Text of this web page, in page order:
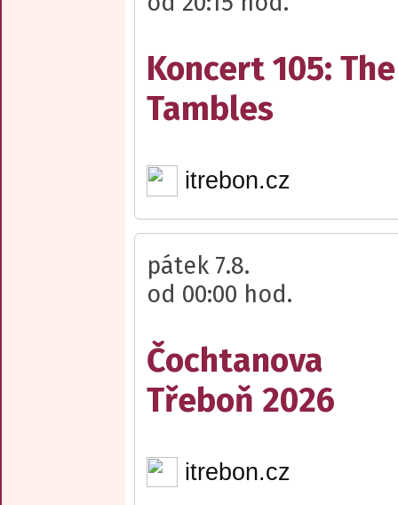
Koncert 105: The
Tambles
itrebon.cz
pátek 7.8.
od 00:00 hod.
Čochtanova
Třeboň 2026
itrebon.cz